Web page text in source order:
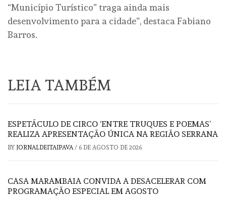
“Município Turístico” traga ainda mais
desenvolvimento para a cidade”, destaca Fabiano
Barros.
LEIA TAMBÉM
ESPETÁCULO DE CIRCO ‘ENTRE TRUQUES E POEMAS’
REALIZA APRESENTAÇÃO ÚNICA NA REGIÃO SERRANA
BY JORNALDEITAIPAVA/ 6 DE AGOSTO DE 2026
CASA MARAMBAIA CONVIDA A DESACELERAR COM
PROGRAMAÇÃO ESPECIAL EM AGOSTO